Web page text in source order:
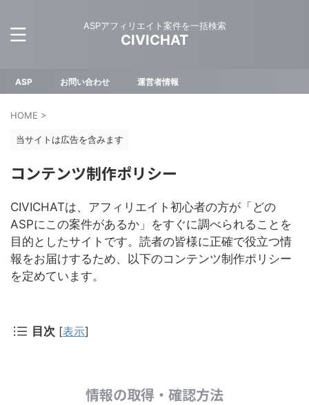
ASPアフィリエイト案件を一括検索
CIVICHAT
ASP お問い合わせ 運営者情報
HOME >
当サイトは広告を含みます
コンテンツ制作ポリシー
CIVICHATは、アフィリエイト初心者の方が「どの
ASPにこの案件があるか」をすぐに調べられることを
目的としたサイトです。読者の皆様に正確で役立つ情
報をお届けするため、以下のコンテンツ制作ポリシー
を定めています。
目次 [表示]
情報の取得・確認方法